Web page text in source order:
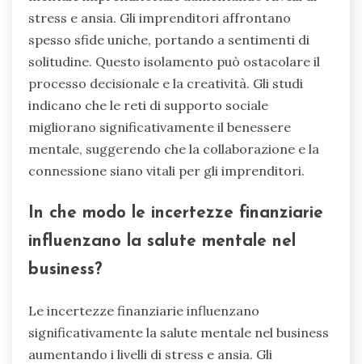
stress e ansia. Gli imprenditori affrontano
spesso sfide uniche, portando a sentimenti di
solitudine. Questo isolamento può ostacolare il
processo decisionale e la creatività. Gli studi
indicano che le reti di supporto sociale
migliorano significativamente il benessere
mentale, suggerendo che la collaborazione e la
connessione siano vitali per gli imprenditori.
In che modo le incertezze finanziarie
influenzano la salute mentale nel
business?
Le incertezze finanziarie influenzano
significativamente la salute mentale nel business
aumentando i livelli di stress e ansia. Gli